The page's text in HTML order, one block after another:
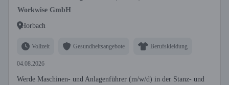
Workwise GmbH
Horbach
Vollzeit Gesundheitsangebote Berufskleidung
04.08.2026
Werde Maschinen- und Anlagenführer (m/w/d) in der Stanz- und